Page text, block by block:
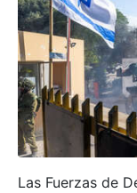
Las Fuerzas de